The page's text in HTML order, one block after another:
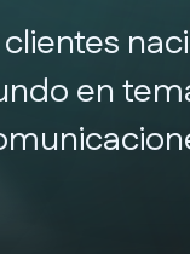
en